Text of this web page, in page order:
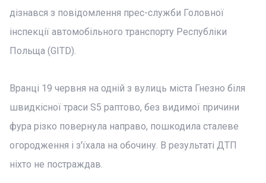
дізнався з повідомлення прес-служби Головної
інспекції автомобільного транспорту Республіки
Польща (GITD).
Вранці 19 червня на одній з вулиць міста Гнезно біля
швидкісної траси S5 раптово, без видимої причини
фура різко повернула направо, пошкодила сталеве
огородження і з'їхала на обочину. В результаті ДТП
ніхто не постраждав.